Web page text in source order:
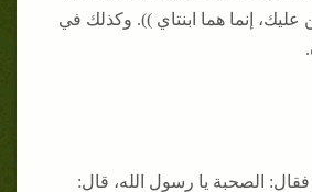
إنما هما ابنتاي )). وكذلك في
الصحبة يا رسول الله، قال: